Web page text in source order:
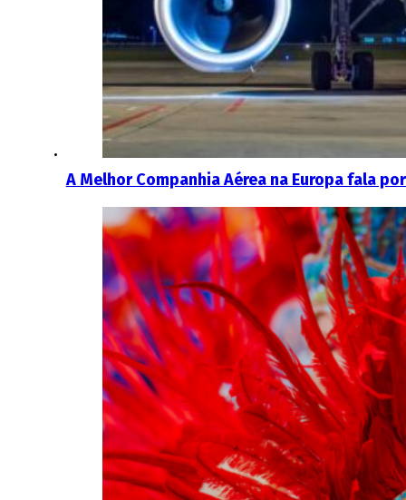
A Melhor Companhia Aérea na Europa fala